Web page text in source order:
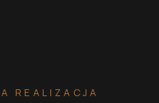
REALIZACJA